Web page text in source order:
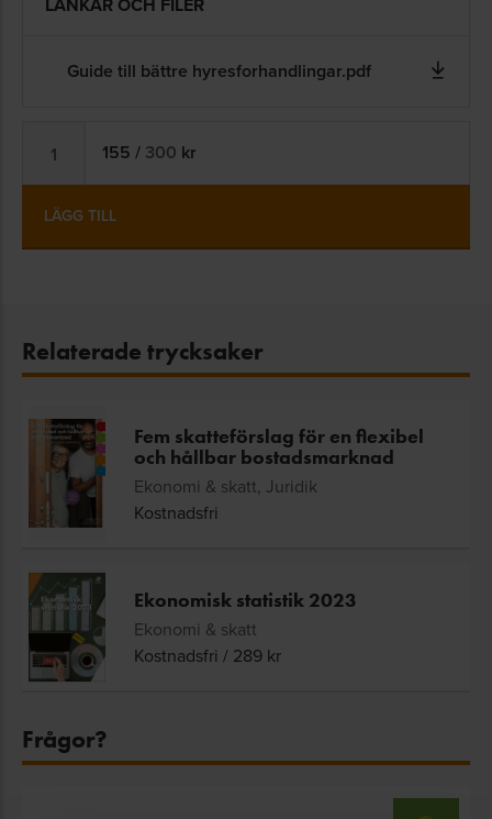
LÄNKAR OCH FILER
Guide till bättre hyresforhandlingar.pdf
155 / 300 kr
LÄGG TILL
Relaterade trycksaker
Fem skatteförslag för en flexibel
och hållbar bostadsmarknad
Ekonomi & skatt, Juridik
Kostnadsfri
Ekonomisk statistik 2023
Ekonomi & skatt
Kostnadsfri / 289 kr
Frågor?